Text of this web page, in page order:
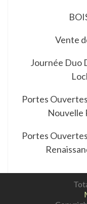
Vente
Journée Duo
Portes
Nouvelle
Portes